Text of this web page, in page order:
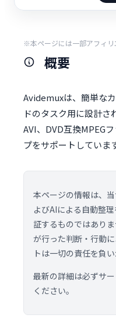
※本ページには一部アフィリ
概要
Avidemuxは、簡単な
ドのタスク用に設計さ
AVI、DVD互換MPEG
プをサポートしていま
本ページの情報は、
よびAIによる自動整
証するものではあり
が行った判断・行動
トは一切の責任を負い
最新の詳細は必ずサ
ください。